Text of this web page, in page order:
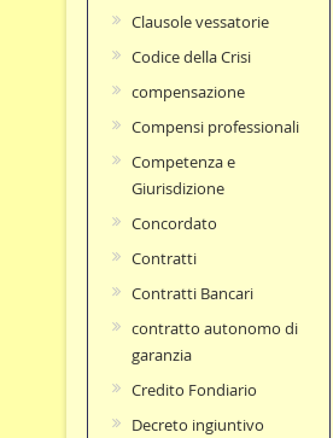
Clausole vessatorie
Codice della Crisi
compensazione
Compensi professionali
Competenza e
Giurisdizione
Concordato
Contratti
Contratti Bancari
contratto autonomo di
garanzia
Credito Fondiario
Decreto ingiuntivo